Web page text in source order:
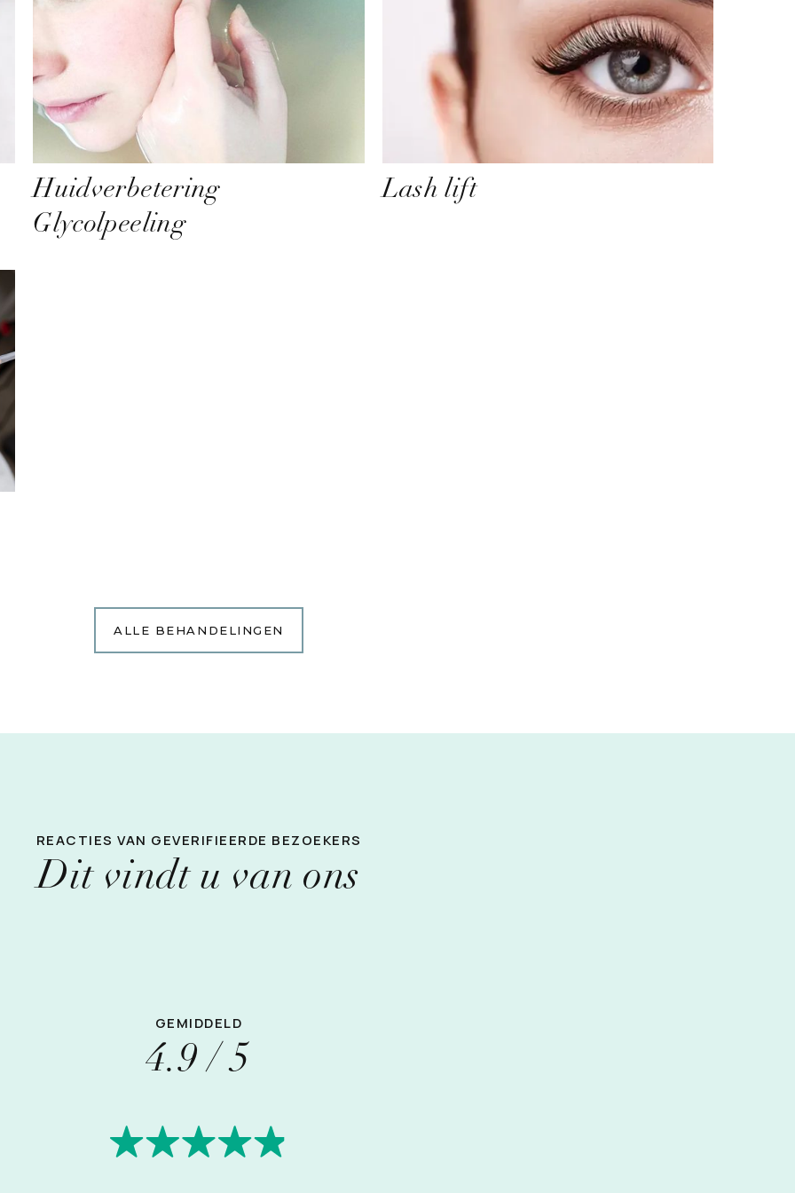
Huidverbetering
Glycolpeeling
Lash lift
ALLE BEHANDELINGEN
REACTIES VAN GEVERIFIEERDE BEZOEKERS
Dit vindt u van ons
GEMIDDELD
4.9 / 5